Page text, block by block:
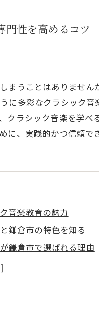
門性を高めるコツ
まうことはありませ
多彩なクラシック
ラシック音楽を学
、実践的かつ信頼で
音楽教育の魅力
鎌倉市の特色を知る
鎌倉市で選ばれる理由
ク音楽の本質とは
リキュラムを比較検討